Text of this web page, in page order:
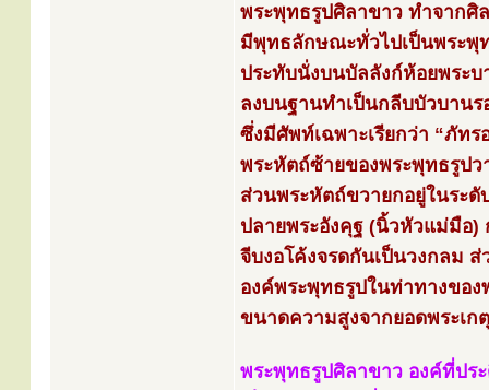
พระพุทธรูปศิลาขาว ทำจากศิ
มีพุทธลักษณะทั่วไปเป็นพระพุ
ประทับนั่งบนบัลลังก์ห้อยพระ
ลงบนฐานทำเป็นกลีบบัวบาน
ซึ่งมีศัพท์เฉพาะเรียกว่า “ภัท
พระหัตถ์ซ้ายของพระพุทธรูปว
ส่วนพระหัตถ์ขวายกอยู่ในระ
ปลายพระอังคุฐ (นิ้วหัวแม่มือ)
จีบงอโค้งจรดกันเป็นวงกลม
องค์พระพุทธรูปในท่าทางของ
ขนาดความสูงจากยอดพระเ
พระพุทธรูปศิลาขาว องค์ที่ปร